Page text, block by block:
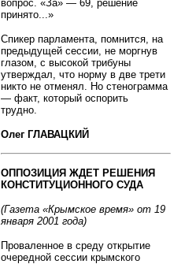
вопрос. «За» — 69, решение
принято...»
Спикер парламента, помнится, на
предыдущей сессии, не моргнув
глазом, с высокой трибуны
утверждал, что норму в две трети
никто не отменял. Но стенограмма
— факт, который оспорить
трудно.
Олег ГЛАВАЦКИЙ
ОППОЗИЦИЯ ЖДЕТ РЕШЕНИЯ
КОНСТИТУЦИОННОГО СУДА
(Газета «Крымское время» от 19
января 2001 года)
Проваленное в среду открытие
очередной сессии крымского